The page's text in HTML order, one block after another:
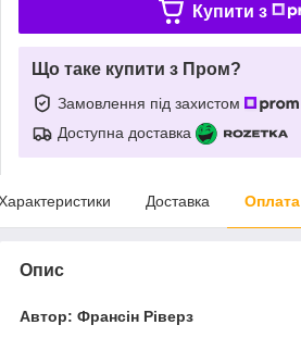
Купити з
Що таке купити з Пром?
Замовлення під захистом
Доступна доставка
Доставка Оплата
Опис
Автор: Франсін Ріверз